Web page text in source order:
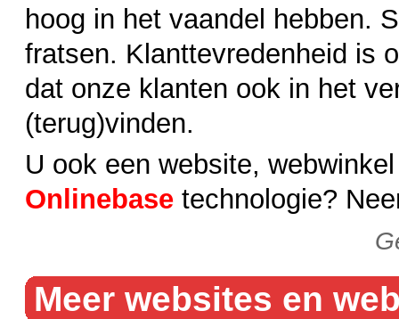
hoog in het vaandel hebben.
fratsen. Klanttevredenheid is
dat onze klanten ook in het
(terug)vinden.
U ook een website,
Onlinebase technologie?
Meer websites en